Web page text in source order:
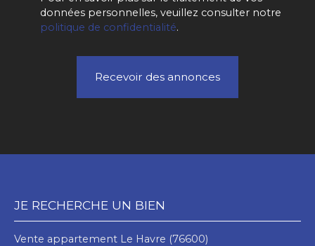
données personnelles, veuillez consulter notre
politique de confidentialité.
Recevoir des annonces
JE RECHERCHE UN BIEN
Vente appartement Le Havre (76600)